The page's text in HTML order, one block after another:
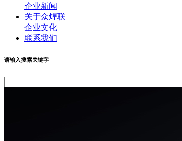
企业新闻
关于众焊联
企业文化
联系我们
请输入搜索关键字